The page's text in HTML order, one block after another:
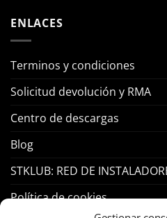
ENLACES
Terminos y condiciones
Solicitud devolución y RMA
Centro de descargas
Blog
STKLUB: RED DE
Política de cookies